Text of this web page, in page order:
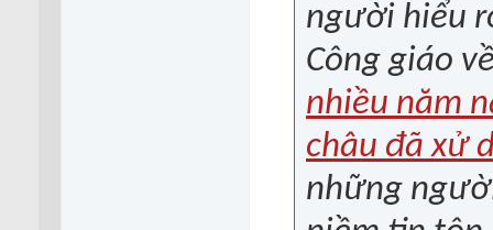
người hiểu
Công giáo
nhiều năm
châu đã xử
những